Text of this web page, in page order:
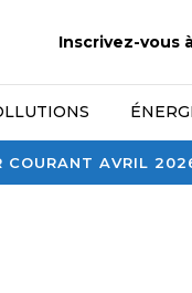
AVRIL
Inscrivez-vous